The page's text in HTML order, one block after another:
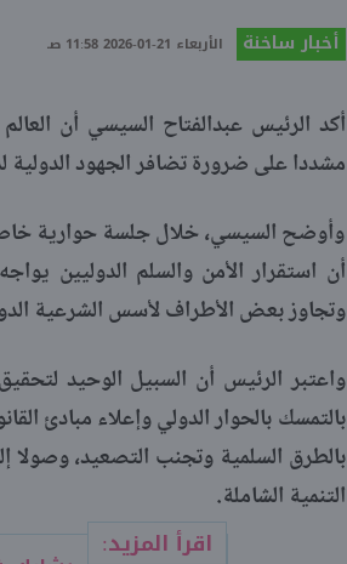
أخبار ساخنة الأربعاء 21-01-2026 11:58 صـ
أكد الرئيس عبدالفتاح السيسي أن
مشددا على ضرورة تضافر الجهود الدولية
وأوضح السيسي، خلال جلسة حوارية خاصة
أن استقرار الأمن والسلم الدوليين
وتجاوز بعض الأطراف لأسس الشرعية
واعتبر الرئيس أن السبيل الوحيد
بالتمسك بالحوار الدولي وإعلاء مبادئ
بالطرق السلمية وتجنب التصعيد، وصولا
التنمية الشاملة.
اقرأ المزيد: